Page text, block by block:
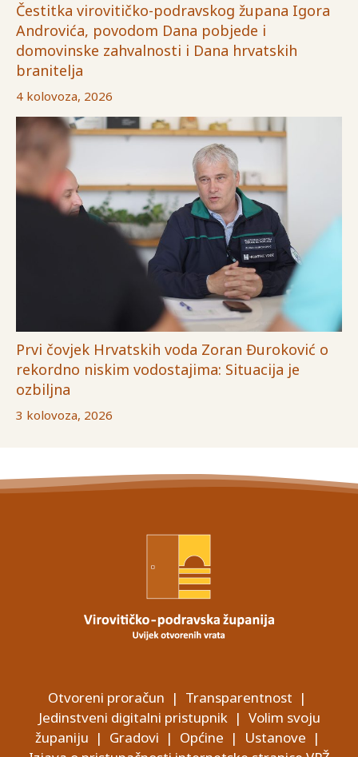
Čestitka virovitičko-podravskog župana Igora
Androvića, povodom Dana pobjede i
domovinske zahvalnosti i Dana hrvatskih
branitelja
4 kolovoza, 2026
Prvi čovjek Hrvatskih voda Zoran Đuroković o
rekordno niskim vodostajima: Situacija je
ozbiljna
3 kolovoza, 2026
Otvoreni proračun | Transparentnost |
Jedinstveni digitalni pristupnik| Volim svoju
županiju | Gradovi | Općine | Ustanove |